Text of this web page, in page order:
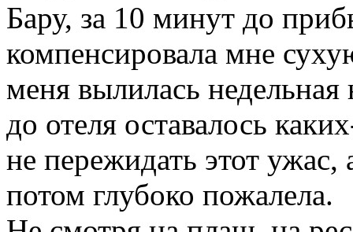
Бару, за 10 минут до
компенсировала мне
меня вылилась
до отеля оставалось
не пережидать этот
потом глубоко пожалела.